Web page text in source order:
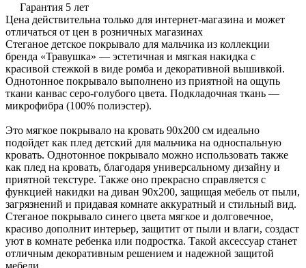
Гарантия 5 лет
Цена действительна только для интернет-магазина и может
отличаться от цен в розничных магазинах
Стеганое детское покрывало для мальчика из коллекции
бренда «Травушка» — эстетичная и мягкая накидка с
красивой стежкой в виде ромба и декоративной вышивкой.
Однотонное покрывало выполнено из приятной на ощупь
ткани канвас серо-голубого цвета. Подкладочная ткань —
микрофибра (100% полиэстер).
Это мягкое покрывало на кровать 90х200 см идеально
подойдет как плед детский для мальчика на односпальную
кровать. Однотонное покрывало можно использовать также
как плед на кровать, благодаря универсальному дизайну и
приятной текстуре. Также оно прекрасно справляется с
функцией накидки на диван 90х200, защищая мебель от пыли,
загрязнений и придавая комнате аккуратный и стильный вид.
Стеганое покрывало синего цвета мягкое и долговечное,
красиво дополнит интерьер, защитит от пыли и влаги, создаст
уют в комнате ребенка или подростка. Такой аксессуар станет
отличным декоративным решением и надежной защитой
мебели.